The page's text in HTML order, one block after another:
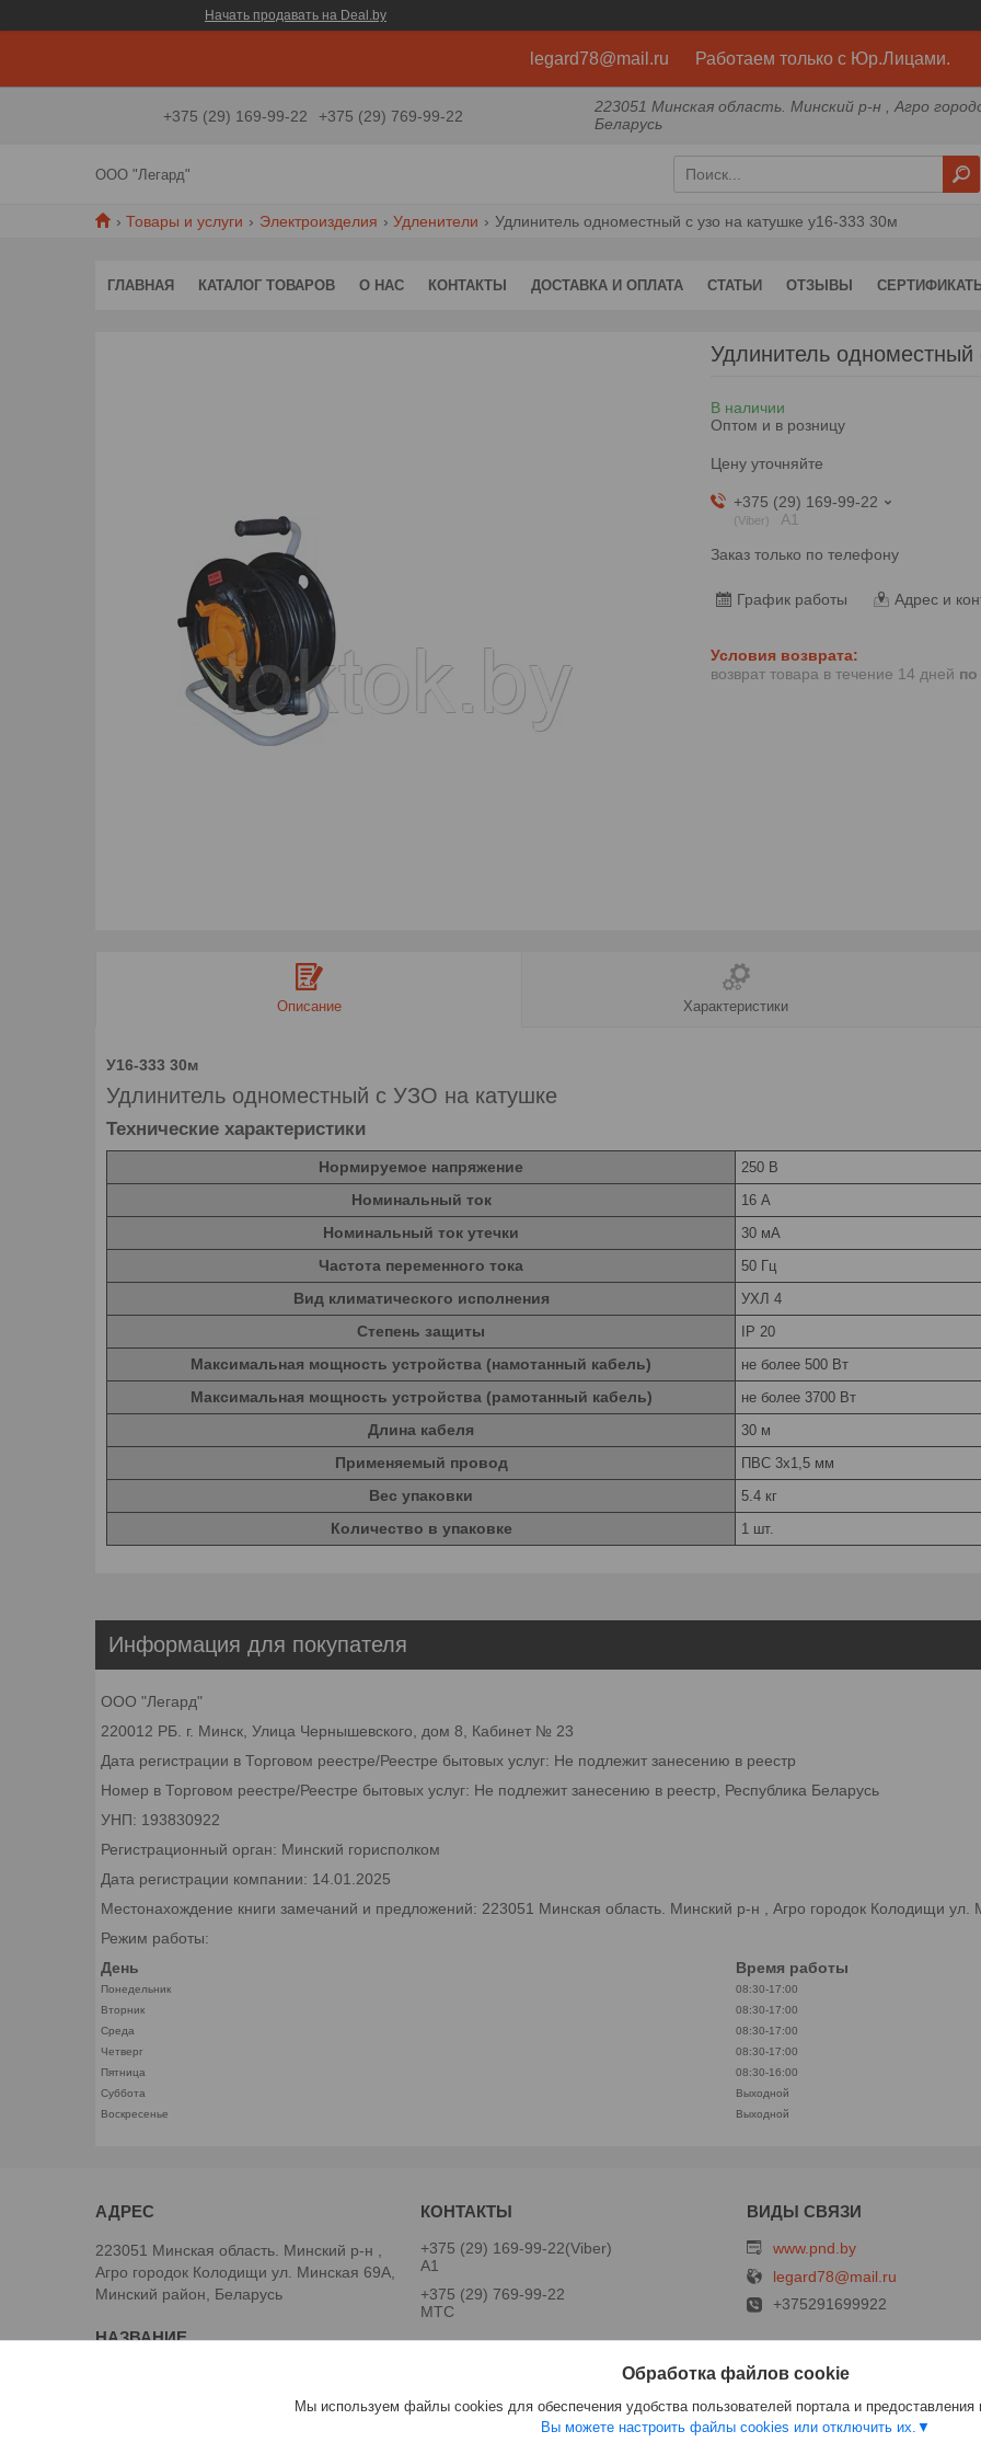
Начать продавать на Deal.by
legard78@mail.ru Работаем только с Юр.Лицами.
+375 (29) 169-99-22 +375 (29) 769-99-22
223051 Минская область. Минский р-н , Агро
Беларусь
ООО "Легард"
Товары и услуги Электроизделия Удленители Удлинитель одноместный с узо на катушке у16-333 30м
ГЛАВНАЯ КАТАЛОГ ТОВАРОВ О НАС КОНТАКТЫ ДОСТАВКА И ОПЛАТА СТАТЬИ ОТЗЫВЫ
Удлинитель
В наличии
Оптом и в розницу
Цену уточняйте
+375 (29) 169-99-22
Viber
А1
Заказ только по телефону
График работы Адрес и
возврат товара в течение 14 дней
Описание Характеристики
У16-333 30м
Удлинитель одноместный с УЗО на катушке
Технические характеристики
Нормируемое напряжение 250 В
Номинальный ток 16 А
Номинальный ток утечки 30 мА
Частота переменного тока 50 Гц
Вид климатического исполнения УХЛ 4
Степень защиты IP 20
Максимальная мощность устройства (намотанный кабель) не более 500 Вт
Максимальная мощность устройства (рамотанный кабель) не более 3700 Вт
Длина кабеля 30 м
Применяемый провод ПВС 3х1,5 мм
Вес упаковки 5.4 кг
Количество в упаковке 1 шт.
Информация для покупателя
ООО "Легард"
220012 РБ. г. Минск, Улица Чернышевского, дом 8, Кабинет № 23
Дата регистрации в Торговом реестре/Реестре бытовых услуг: Не подлежит занесению в реестр
Номер в Торговом реестре/Реестре бытовых услуг: Не подлежит занесению в реестр, Республика Беларусь
УНП: 193830922
Регистрационный орган: Минский горисполком
Дата регистрации компании: 14.01.2025
Местонахождение книги замечаний и предложений: 223051 Минская область. Минский р-н , Агро городок Колодищи ул.
Режим работы:
День
Время работы
Понедельник
08:30-17:00
Вторник
08:30-17:00
Среда
08:30-17:00
Четверг
08:30-17:00
Пятница
08:30-16:00
Суббота
Выходной
Воскресенье
Выходной
223051 Минская область. Минский р-н ,
Агро городок Колодищи ул. Минская 69А,
Минский район, Беларусь
+375 (29) 169-99-22 Viber
А1
+375 (29) 769-99-22
МТС
www.pnd.by
legard78@mail.ru
+375291699922
Обработка файлов cookie
Мы используем файлы cookies для обеспечения удобства пользователей портала и предоставления
Вы можете настроить файлы cookies или отключить их.